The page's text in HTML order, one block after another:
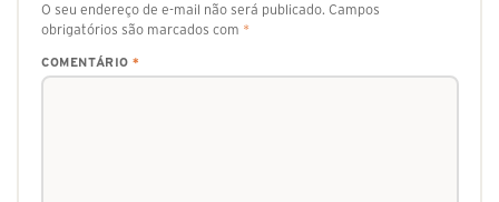
O seu endereço de e-mail não será publicado. Campos
obrigatórios são marcados com *
COMENTÁRIO *